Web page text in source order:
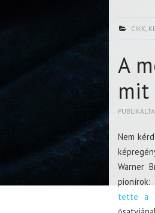
CIKK,
A
mit
PUBLIKÁLTA
Nem
Warner
pionírok:
tette a